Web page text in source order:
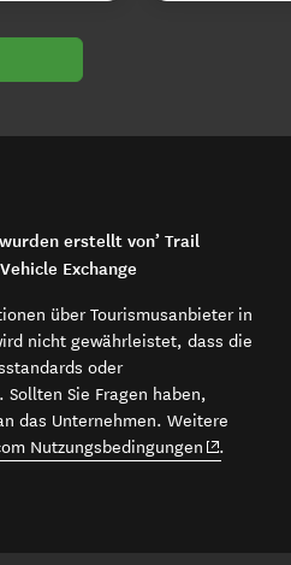
erstellt von’ Trail
Exchange
über Tourismusanbieter in
nicht gewährleistet, dass die
oder
Sie Fragen haben,
das Unternehmen. Weitere
Nutzungsbedingungen (opens in
.